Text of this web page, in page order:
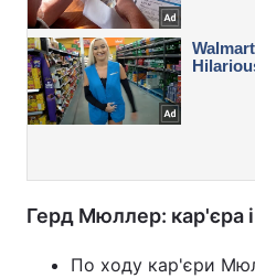
Герд Мюллер: кар'єра
По ходу кар'єри